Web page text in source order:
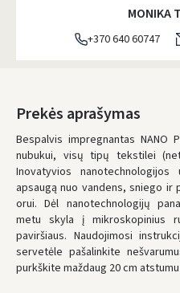
DPD kurjeris -
DPD
LP Express
LP Express
Penktadienį,
UŽSAKYMUS NUO
80 €
IKI NEMOKAMO
* Pristatymo terminai yra
MONIKA
+370 640 60747
Prekės aprašymas
Bespalvis impregnantas
nubukui, visų tipų tekstilei
Inovatyvios
apsaugą nuo vandens, sniego ir
orui. Dėl nanotechnologijų
metu skyla į mikroskopinius
paviršiaus. Naudojimosi
servetėle pašalinkite
purkškite maždaug 20 cm